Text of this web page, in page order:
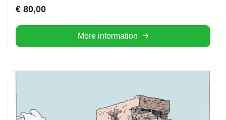
€ 80,00
More information